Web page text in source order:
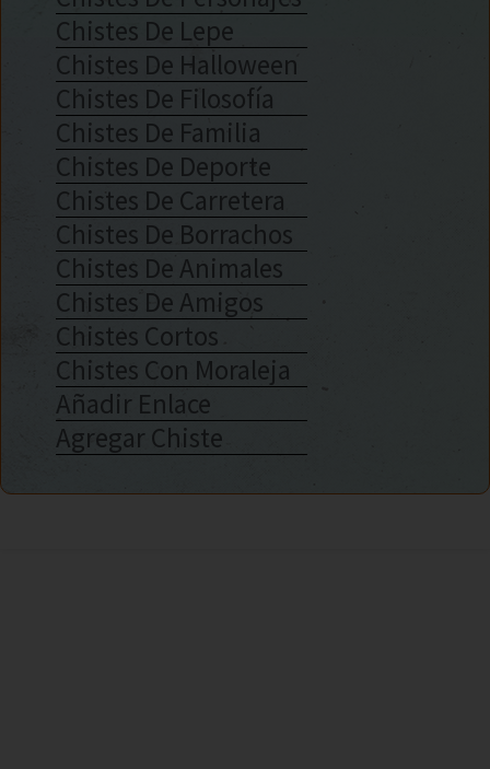
Chistes De Lepe
Chistes De Halloween
Chistes De Filosofía
Chistes De Familia
Chistes De Deporte
Chistes De Carretera
Chistes De Borrachos
Chistes De Animales
Chistes De Amigos
Chistes Cortos
Chistes Con Moraleja
Añadir Enlace
Agregar Chiste